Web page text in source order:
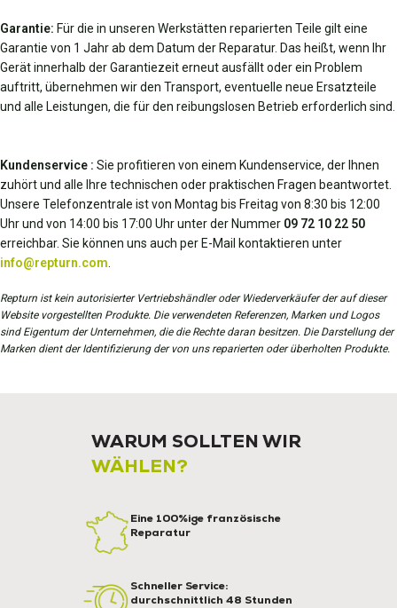
Garantie: Für die in unseren Werkstätten reparierten Teile gilt eine
Garantie von 1 Jahr ab dem Datum der Reparatur. Das heißt, wenn Ihr
Gerät innerhalb der Garantiezeit erneut ausfällt oder ein Problem
auftritt, übernehmen wir den Transport, eventuelle neue Ersatzteile
und alle Leistungen, die für den reibungslosen Betrieb erforderlich sind.
Kundenservice : Sie profitieren von einem Kundenservice, der Ihnen
zuhört und alle Ihre technischen oder praktischen Fragen beantwortet.
Unsere Telefonzentrale ist von Montag bis Freitag von 8:30 bis 12:00
Uhr und von 14:00 bis 17:00 Uhr unter der Nummer 09 72 10 22 50
erreichbar. Sie können uns auch per E-Mail kontaktieren unter
info@repturn.com
Repturn ist kein autorisierter Vertriebshändler oder Wiederverkäufer der auf dieser
Website vorgestellten Produkte. Die verwendeten Referenzen, Marken und Logos
sind Eigentum der Unternehmen, die die Rechte daran besitzen. Die Darstellung der
Marken dient der Identifizierung der von uns reparierten oder überholten Produkte.
WARUM SOLLTEN WIR
WÄHLEN?
Eine 100%ige französische
Reparatur
Schneller Service:
durchschnittlich 48 Stunden